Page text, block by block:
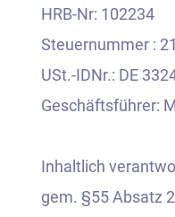
HRB-Nr: 102234
Steuernummer :
USt.-IDNr.: DE
Geschäftsführer:
Inhaltlich
gem. §55 Absatz